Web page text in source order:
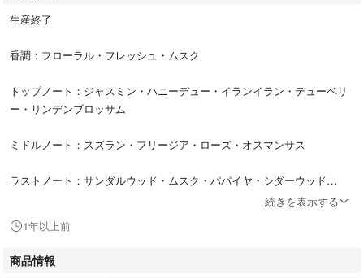
生産終了
香調：フローラル・フレッシュ・ムスク
トップノート：ジャスミン・ハニーデュー・イランイラン・デューベリ
ー・リンデンブロッサム
ミドルノート：スズラン・フリージア・ローズ・オスマンサス
ラストノート：サンダルウッド・ムスク・パパイヤ・シダーウッド
ナチュラルスプレー
フランス製
内容量20ml残量多
続きを表示する
1年以上前
商品情報